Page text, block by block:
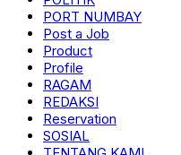
PORT NUMBAY
Post a Job
Product
Profile
RAGAM
REDAKSI
Reservation
SOSIAL